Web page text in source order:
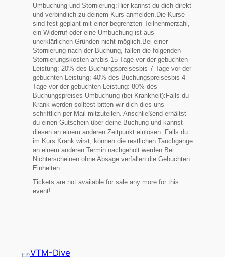
Umbuchung und Stornierung:Hier kannst du dich direkt
und verbindlich zu deinem Kurs anmelden.Die Kurse
sind fest geplant mit einer begrenzten Teilnehmerzahl,
ein Widerruf oder eine Umbuchung ist aus
unerklärlichen Gründen nicht möglich.Bei einer
Stornierung nach der Buchung, fallen die folgenden
Stornierungskosten an:bis 15 Tage vor der gebuchten
Leistung: 20% des Buchungspreisesbis 7 Tage vor der
gebuchten Leistung: 40% des Buchungspreisesbis 4
Tage vor der gebuchten Leistung: 80% des
Buchungspreises Umbuchung (bei Krankheit):Falls du
Krank werden solltest bitten wir dich dies uns
schriftlich per Mail mitzuteilen. Anschließend erhältst
du einen Gutschein über deine Buchung und kannst
diesen an einem anderen Zeitpunkt einlösen. Falls du
im Kurs Krank wirst, können die restlichen Tauchgänge
an einem anderen Termin nachgeholt werden.Bei
Nichterscheinen ohne Absage verfallen die Gebuchten
Einheiten.
Tickets are not available for sale any more for this
event!